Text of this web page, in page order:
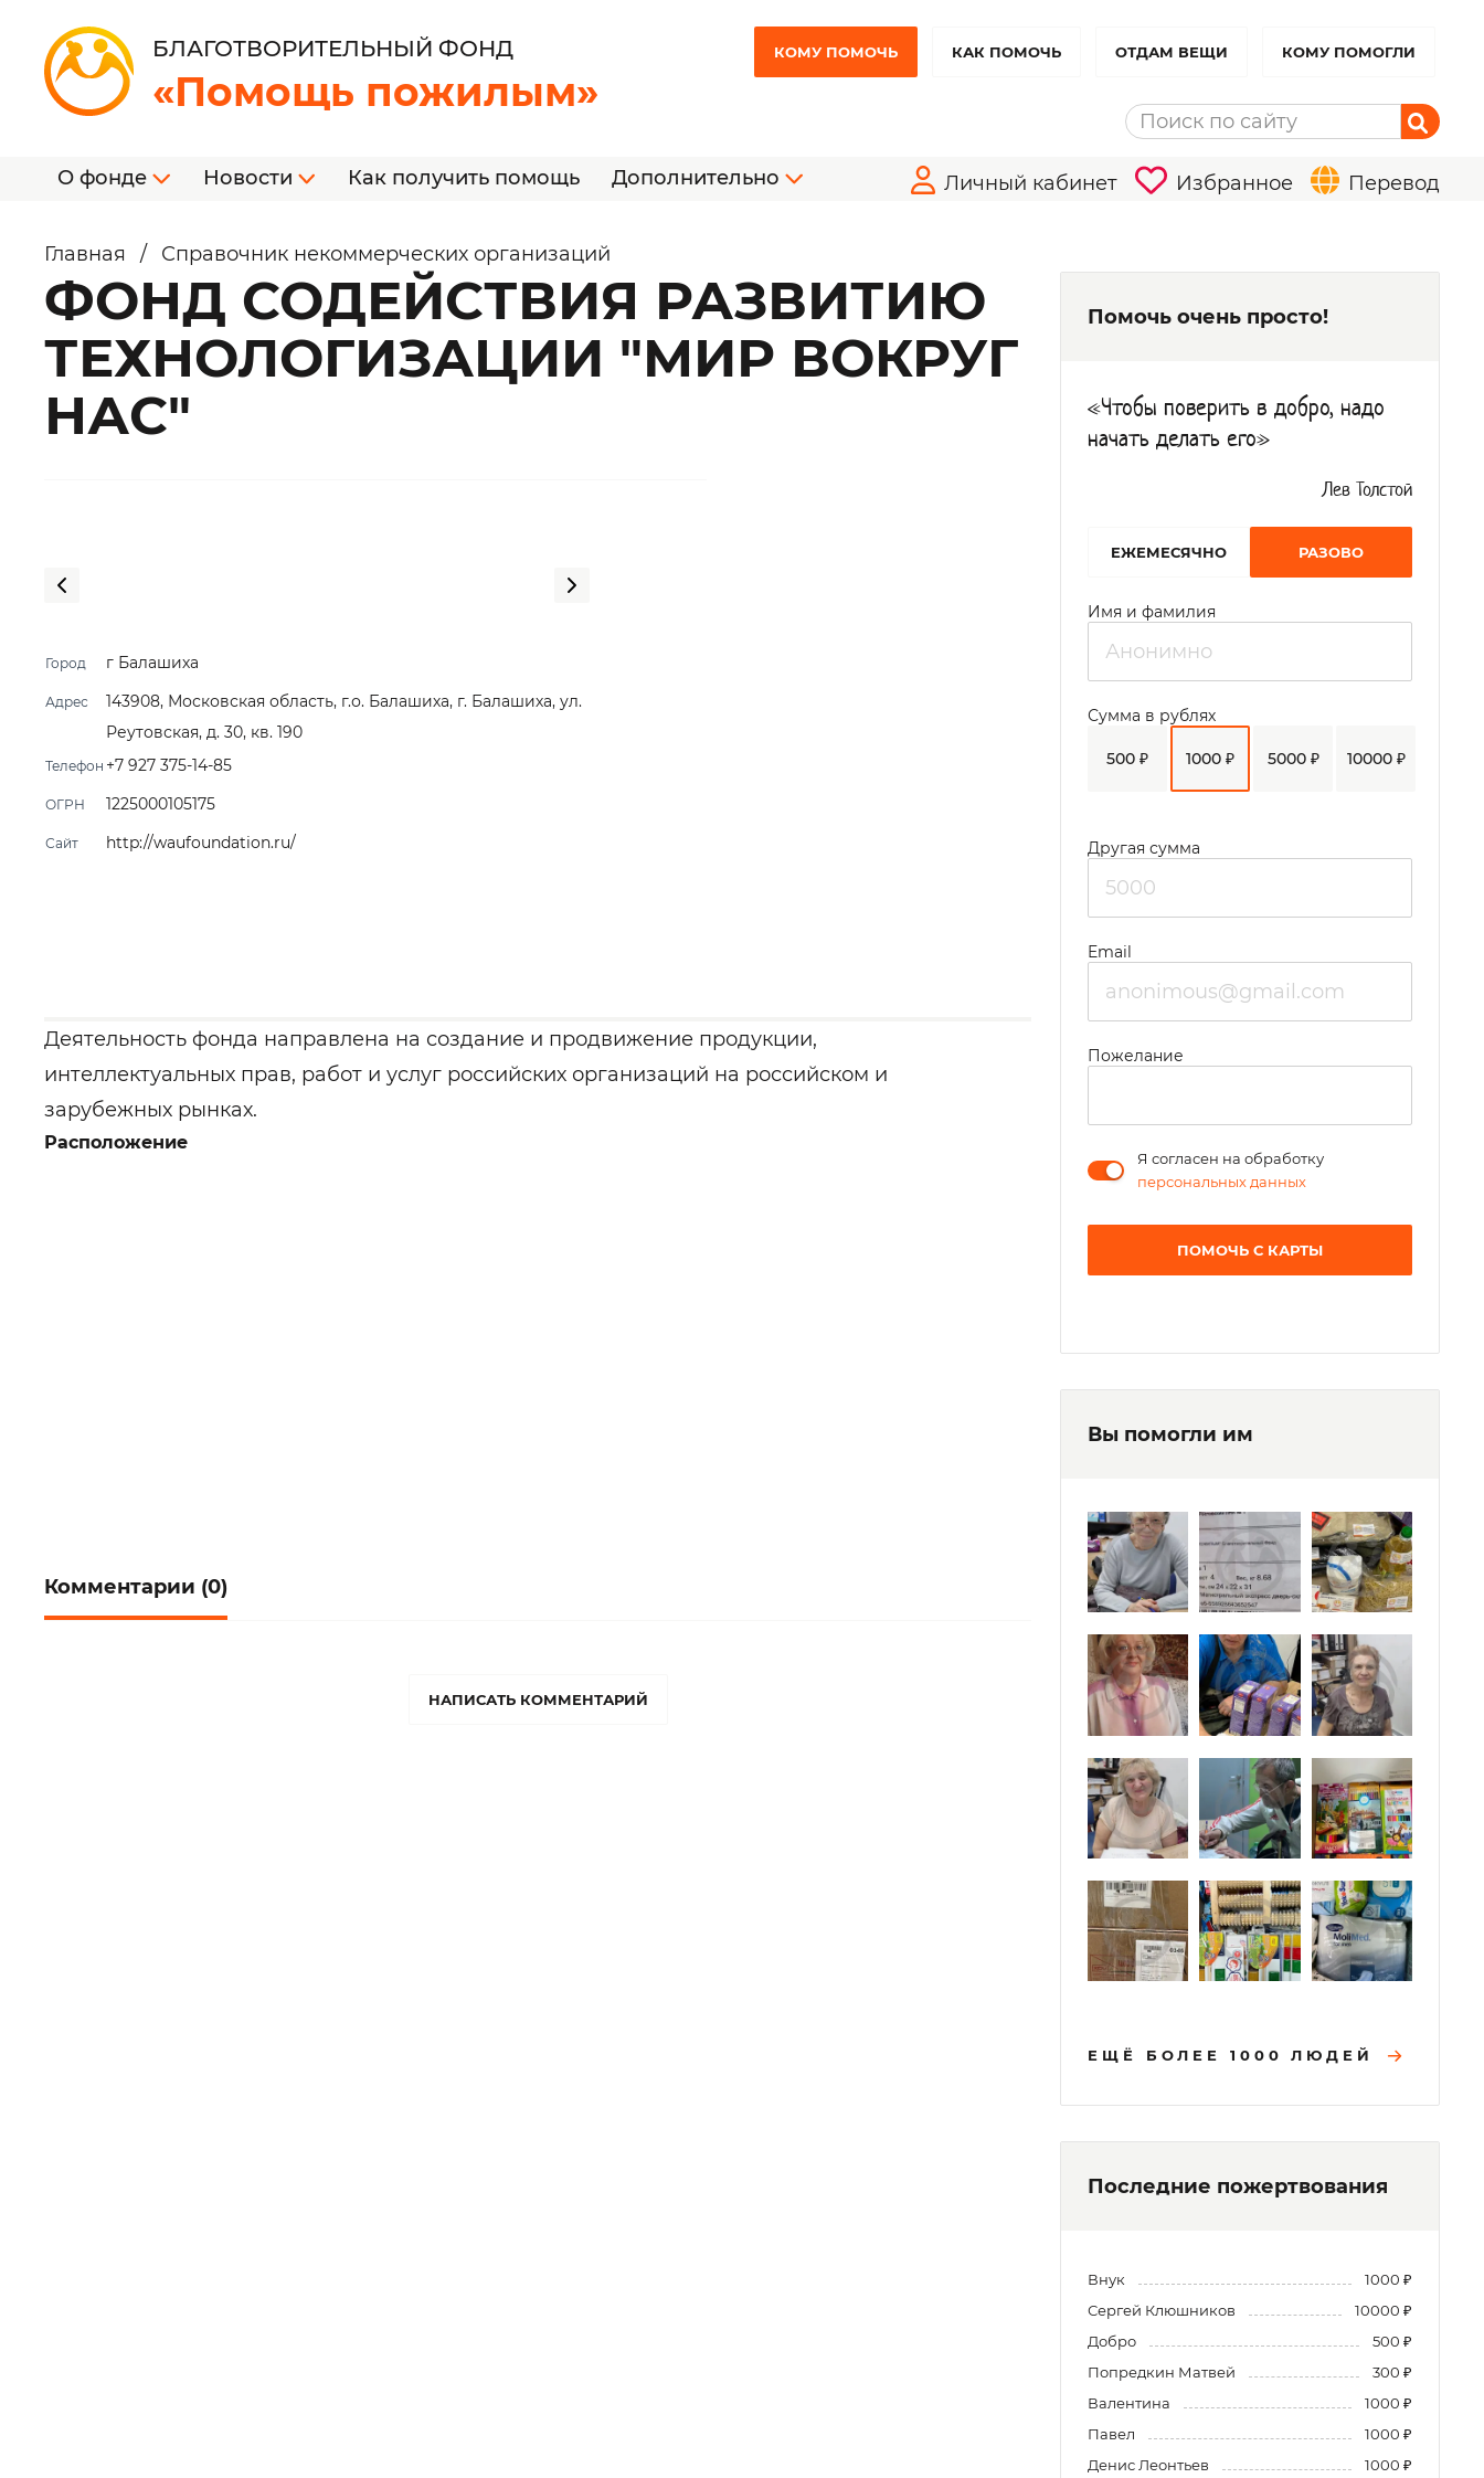
БЛАГОТВОРИТЕЛЬНЫЙ ФОНД
«Помощь пожилым»
КОМУ ПОМОЧЬ КАК ПОМОЧЬ ОТДАМ ВЕЩИ КОМУ ПОМОГЛИ
О фонде Новости Как получить помощь Дополнительно Личный кабинет Избранное Перевод
Главная / Справочник некоммерческих организаций
ФОНД СОДЕЙСТВИЯ РАЗВИТИЮ
ТЕХНОЛОГИЗАЦИИ "МИР ВОКРУГ
НАС"
Город г Балашиха
Адрес
143908, Московская область, г.о. Балашиха, г. Балашиха, ул.
Реутовская, д. 30, кв. 190
Телефон +7 927 375-14-85
ОГРН 1225000105175
Сайт http://waufoundation.ru/
Деятельность фонда направлена на создание и продвижение продукции,
интеллектуальных прав, работ и услуг российских организаций на российском и
зарубежных рынках.
Расположение
Комментарии (0)
НАПИСАТЬ КОММЕНТАРИЙ
Помочь очень просто!
«Чтобы поверить в добро, надо
начать делать его»
Лев Толстой
EЖЕМЕСЯЧНО РАЗОВО
Имя и фамилия
500 ₽ 1000 ₽ 5000 ₽ 10000 ₽
Сумма в рублях
Другая сумма
Email
Пожелание
Я согласен на обработку
персональных данных
ПОМОЧЬ С КАРТЫ
Вы помогли им
ЕЩЁ БОЛЕЕ 1000 ЛЮДЕЙ
Последние пожертвования
Внук
1000 ₽
Сергей Клюшников
10000 ₽
Добро
500 ₽
Попредкин Матвей
300 ₽
Валентина
1000 ₽
Павел
1000 ₽
Денис Леонтьев
1000 ₽